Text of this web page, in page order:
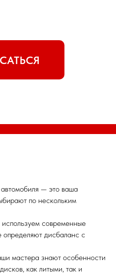
— это ваша
по нескольким
современные
дисбаланс с
мастера знают особенности
как литыми, так и